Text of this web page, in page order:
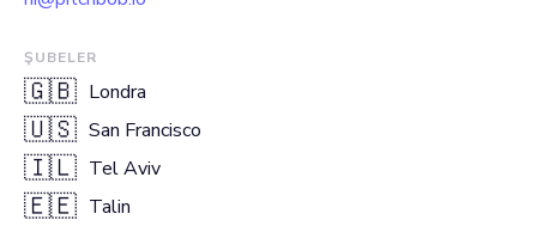
ŞUBELER
🇬🇧 Londra
🇺🇸 San Francisco
🇮🇱 Tel Aviv
🇪🇪 Talin